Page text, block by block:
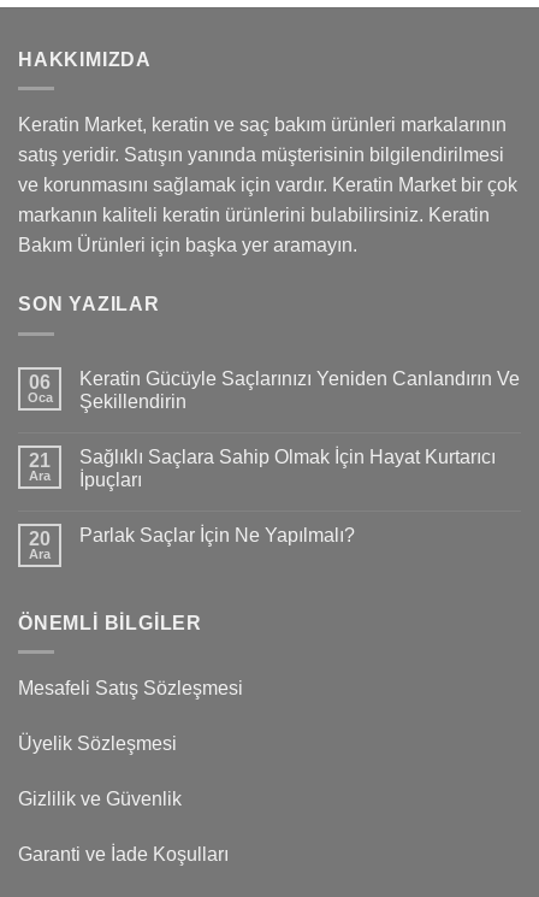
HAKKIMIZDA
Keratin Market, keratin ve saç bakım ürünleri markalarının
satış yeridir. Satışın yanında müşterisinin bilgilendirilmesi
ve korunmasını sağlamak için vardır. Keratin Market bir çok
markanın kaliteli keratin ürünlerini bulabilirsiniz. Keratin
Bakım Ürünleri için başka yer aramayın.
SON YAZILAR
06
Oca
Keratin Gücüyle Saçlarınızı Yeniden Canlandırın Ve
Şekillendirin
21
Ara
Sağlıklı Saçlara Sahip Olmak İçin Hayat Kurtarıcı
İpuçları
20
Ara
Parlak Saçlar İçin Ne Yapılmalı?
ÖNEMLI BILGILER
Mesafeli Satış Sözleşmesi
Üyelik Sözleşmesi
Gizlilik ve Güvenlik
Garanti ve İade Koşulları